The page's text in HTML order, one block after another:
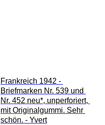
Frankreich 1942 -
Briefmarken Nr. 539 und
Nr. 452 neu*, unperforiert,
mit Originalgummi. Sehr
schön. - Yvert